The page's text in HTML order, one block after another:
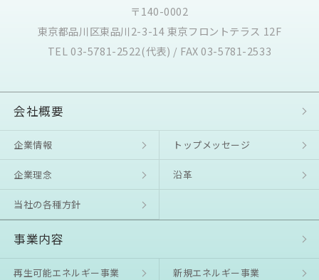
〒140-0002
東京都品川区東品川2-3-14 東京フロントテラス 12F
TEL 03-5781-2522(代表) / FAX 03-5781-2533
会社概要
企業情報 トップメッセージ
企業理念 沿⾰
当社の各種方針
事業内容
再生可能エネルギー事業 新規エネルギー事業